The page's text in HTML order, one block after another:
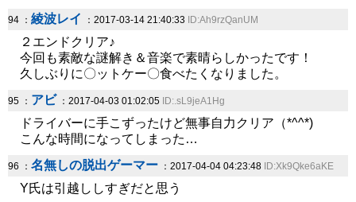
94 ： 綾波レイ ：2017-03-14 21:40:33 ID:Ah9rzQanUM
２エンドクリア♪
今回も素敵な謎解き＆音楽で素晴らしかったです！
久しぶりに〇ットケー〇食べたくなりました。
95 ： アビ ：2017-04-03 01:02:05 ID:.sL9jeA1Hg
ドライバーに手こずったけど無事自力クリア（*^^*)
こんな時間になってしまった…
96 ： 名無しの脱出ゲーマー ：2017-04-04 04:23:48 ID:Xk9Qke6aKE
Y氏は引越ししすぎだと思う